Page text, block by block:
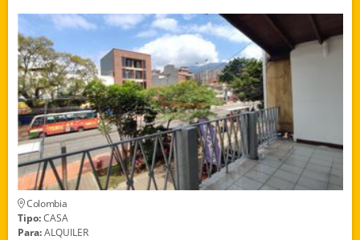
Colombia
Tipo:CASA
Para:ALQUILER